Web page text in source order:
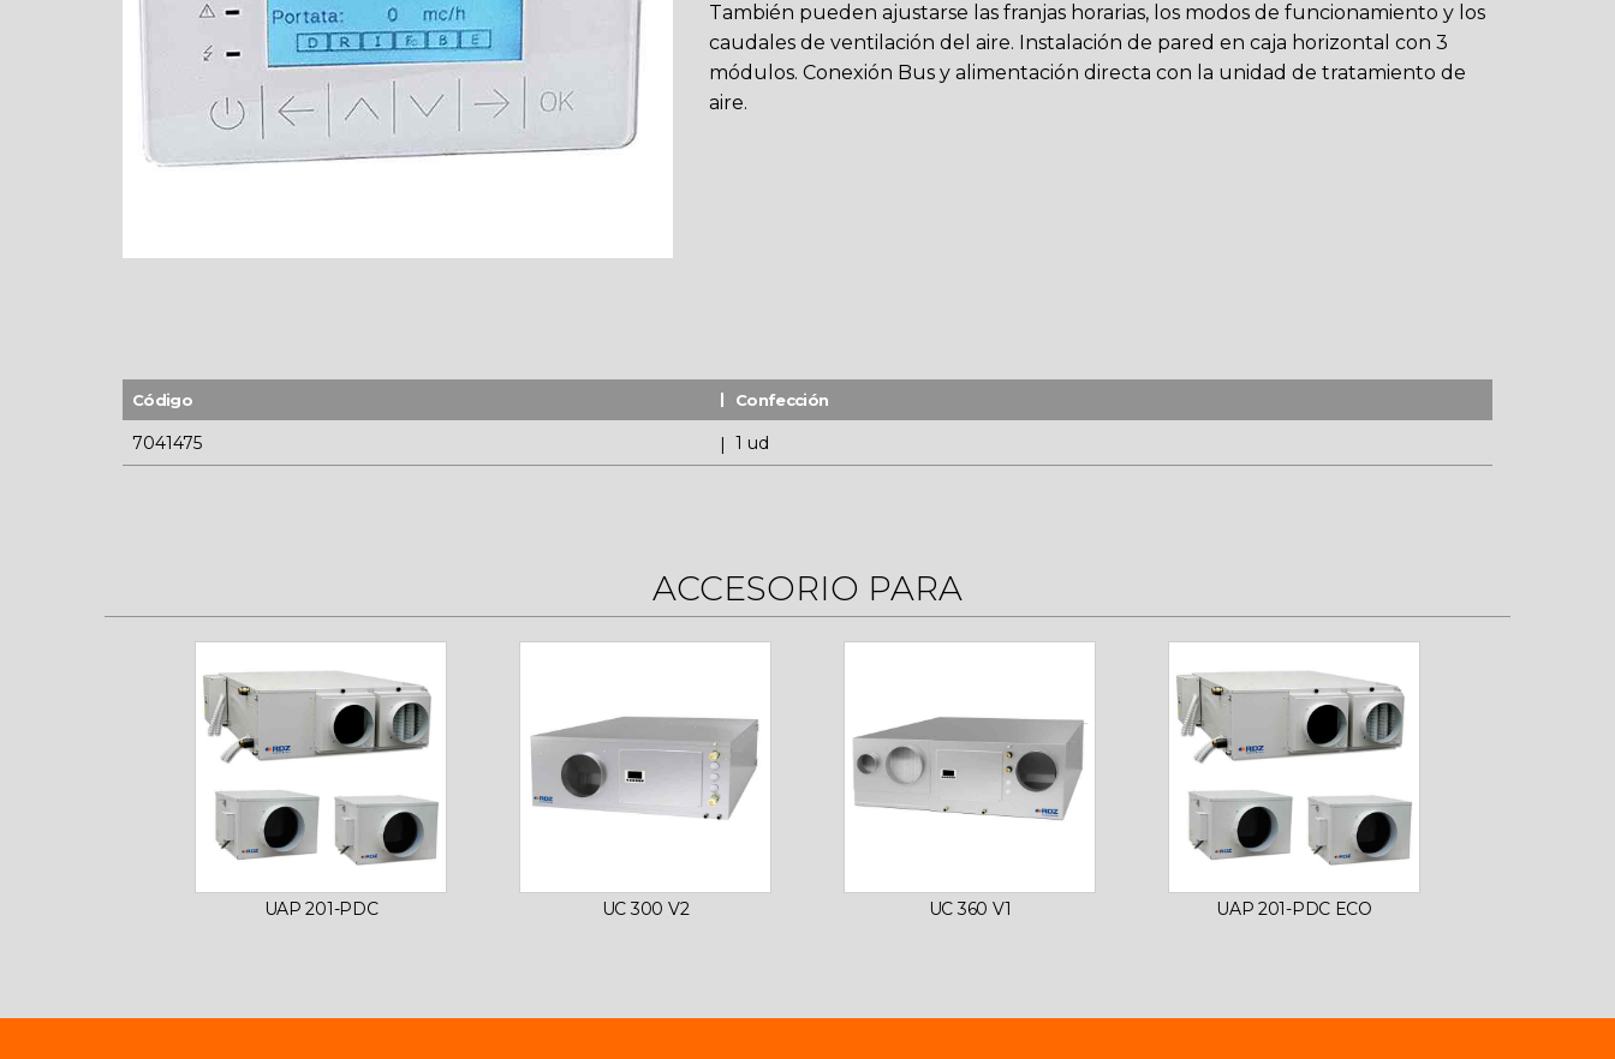
También pueden ajustarse las franjas horarias, los modos de funcionamiento y los
caudales de ventilación del aire. Instalación de pared en caja horizontal con 3
módulos. Conexión Bus y alimentación directa con la unidad de tratamiento de
aire.
Código Confección
7041475 1 ud
ACCESORIO PARA
UAP 201-PDC UC 300 V2 UC 360 V1 UAP 201-PDC ECO